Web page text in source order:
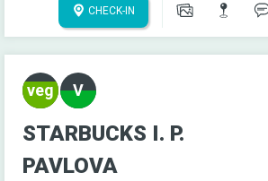
CHECK-IN
STARBUCKS I. P.
PAVLOVA